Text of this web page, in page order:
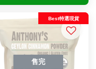
售完
Best特選現貨